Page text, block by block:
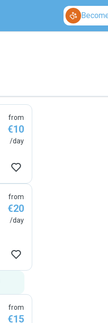
from
€10
/day
from
€20
/day
from
€15